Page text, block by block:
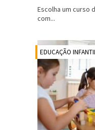
Escolha um curso
com...
EDUCAÇÃO